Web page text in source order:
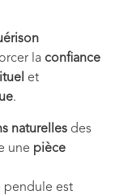
la confiance
et
.
naturelles des
une pièce
pendule est